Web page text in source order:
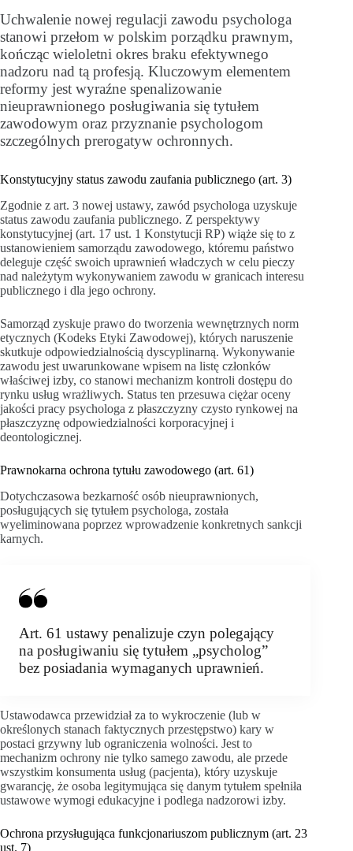
Uchwalenie nowej regulacji zawodu psychologa
stanowi przełom w polskim porządku prawnym,
kończąc wieloletni okres braku efektywnego
nadzoru nad tą profesją. Kluczowym elementem
reformy jest wyraźne spenalizowanie
nieuprawnionego posługiwania się tytułem
zawodowym oraz przyznanie psychologom
szczególnych prerogatyw ochronnych.
Konstytucyjny status zawodu zaufania publicznego (art. 3)
Zgodnie z art. 3 nowej ustawy, zawód psychologa uzyskuje
status zawodu zaufania publicznego. Z perspektywy
konstytucyjnej (art. 17 ust. 1 Konstytucji RP) wiąże się to z
ustanowieniem samorządu zawodowego, któremu państwo
deleguje część swoich uprawnień władczych w celu pieczy
nad należytym wykonywaniem zawodu w granicach interesu
publicznego i dla jego ochrony.
Samorząd zyskuje prawo do tworzenia wewnętrznych norm
etycznych (Kodeks Etyki Zawodowej), których naruszenie
skutkuje odpowiedzialnością dyscyplinarną. Wykonywanie
zawodu jest uwarunkowane wpisem na listę członków
właściwej izby, co stanowi mechanizm kontroli dostępu do
rynku usług wrażliwych. Status ten przesuwa ciężar oceny
jakości pracy psychologa z płaszczyzny czysto rynkowej na
płaszczyznę odpowiedzialności korporacyjnej i
deontologicznej.
Prawnokarna ochrona tytułu zawodowego (art. 61)
Dotychczasowa bezkarność osób nieuprawnionych,
posługujących się tytułem psychologa, została
wyeliminowana poprzez wprowadzenie konkretnych sankcji
karnych.
Art. 61 ustawy penalizuje czyn polegający
na posługiwaniu się tytułem „psycholog”
bez posiadania wymaganych uprawnień.
Ustawodawca przewidział za to wykroczenie (lub w
określonych stanach faktycznych przestępstwo) kary w
postaci grzywny lub ograniczenia wolności. Jest to
mechanizm ochrony nie tylko samego zawodu, ale przede
wszystkim konsumenta usług (pacjenta), który uzyskuje
gwarancję, że osoba legitymująca się danym tytułem spełniła
ustawowe wymogi edukacyjne i podlega nadzorowi izby.
Ochrona przysługująca funkcjonariuszom publicznym (art. 23
ust. 7)